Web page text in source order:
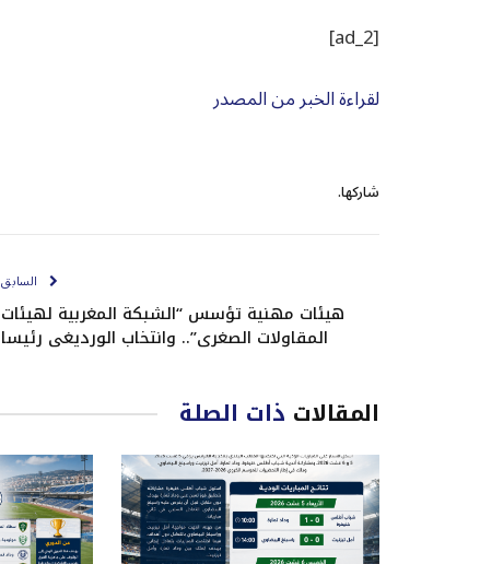
[ad_2]
لقراءة الخبر من المصدر
شاركها.
السابق
هيئات مهنية تؤسس “الشبكة المغربية لهيئات
المقاولات الصغرى”.. وانتخاب الورديغي رئيسا
المقالات ذات الصلة